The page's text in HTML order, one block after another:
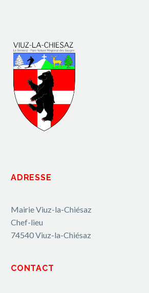
ADRESSE
Mairie Viuz-la-Chiésaz
Chef-lieu
74540 Viuz-la-Chiésaz
CONTACT